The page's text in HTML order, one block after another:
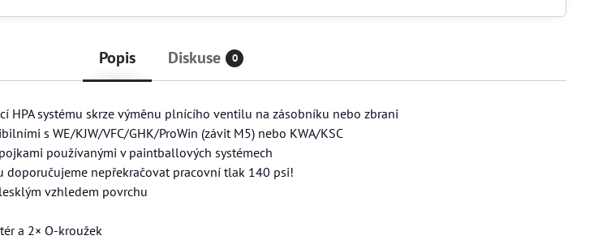
Popis Diskuse 0
HPA systému skrze výměnu plnícího ventilu na zásobníku nebo zbrani
s WE/KJW/VFC/GHK/ProWin (závit M5) nebo KWA/KSC
používanými v paintballových systémech
doporučujeme nepřekračovat pracovní tlak 140 psi!
vzhledem povrchu
a 2× O-kroužek